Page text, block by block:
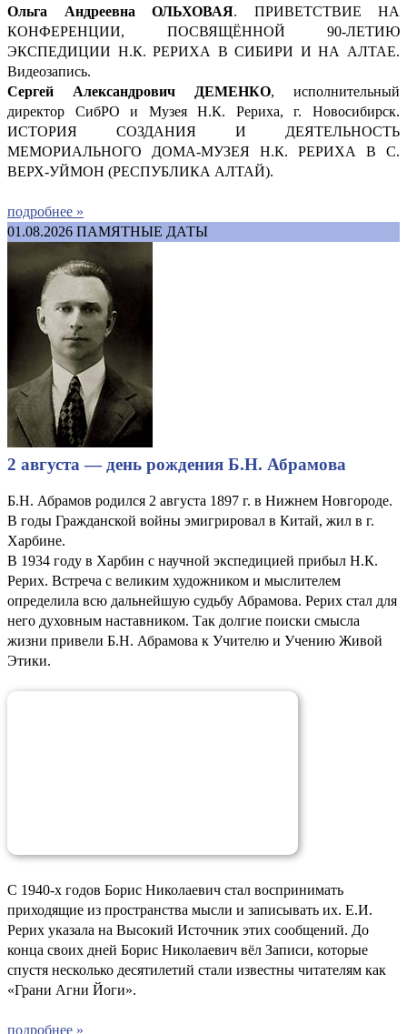
Ольга Андреевна ОЛЬХОВАЯ. ПРИВЕТСТВИЕ НА
КОНФЕРЕНЦИИ, ПОСВЯЩЁННОЙ 90-ЛЕТИЮ
ЭКСПЕДИЦИИ Н.К. РЕРИХА В СИБИРИ И НА АЛТАЕ.
Видеозапись.
Сергей Александрович ДЕМЕНКО, исполнительный
директор СибРО и Музея Н.К. Рериха, г. Новосибирск.
ИСТОРИЯ СОЗДАНИЯ И ДЕЯТЕЛЬНОСТЬ
МЕМОРИАЛЬНОГО ДОМА-МУЗЕЯ Н.К. РЕРИХА В С.
ВЕРХ-УЙМОН (РЕСПУБЛИКА АЛТАЙ).
подробнее »
01.08.2026 ПАМЯТНЫЕ ДАТЫ
2 августа — день рождения Б.Н. Абрамова
Б.Н. Абрамов родился 2 августа 1897 г. в Нижнем Новгороде.
В годы Гражданской войны эмигрировал в Китай, жил в г.
Харбине.
В 1934 году в Харбин с научной экспедицией прибыл Н.К.
Рерих. Встреча с великим художником и мыслителем
определила всю дальнейшую судьбу Абрамова. Рерих стал для
него духовным наставником. Так долгие поиски смысла
жизни привели Б.Н. Абрамова к Учителю и Учению Живой
Этики.
С 1940-х годов Борис Николаевич стал воспринимать
приходящие из пространства мысли и записывать их. Е.И.
Рерих указала на Высокий Источник этих сообщений. До
конца своих дней Борис Николаевич вёл Записи, которые
спустя несколько десятилетий стали известны читателям как
«Грани Агни Йоги».
подробнее »